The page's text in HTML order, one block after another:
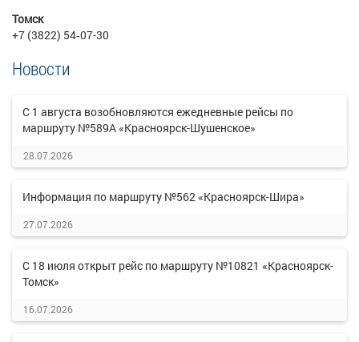
Томск
+7 (3822) 54‑07-30
Новости
С 1 августа возобновляются ежедневные рейсы по
маршруту №589А «Красноярск-Шушенское»
28.07.2026
Информация по маршруту №562 «Красноярск-Шира»
27.07.2026
С 18 июля открыт рейс по маршруту №10821 «Красноярск-
Томск»
16.07.2026